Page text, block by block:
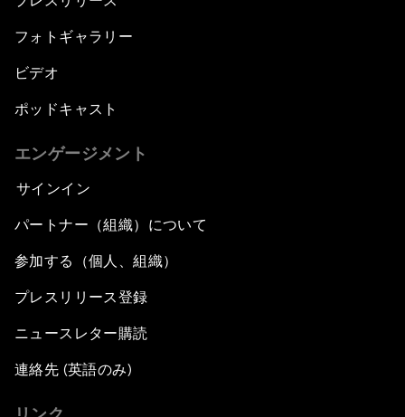
フォトギャラリー
ビデオ
ポッドキャスト
エンゲージメント
サインイン
パートナー（組織）について
参加する（個人、組織）
プレスリリース登録
ニュースレター購読
連絡先 (英語のみ)